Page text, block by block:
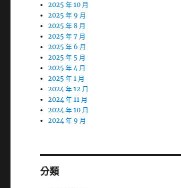
2025 年 10 月
2025 年 9 月
2025 年 8 月
2025 年 7 月
2025 年 6 月
2025 年 5 月
2025 年 4 月
2025 年 1 月
2024 年 12 月
2024 年 11 月
2024 年 10 月
2024 年 9 月
分類